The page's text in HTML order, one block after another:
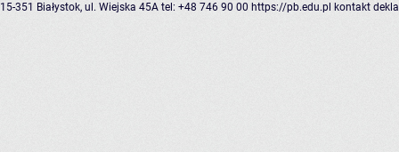
15-351 Białystok, ul. Wiejska 45A tel: +48 746 90 00 https://pb.edu.pl kontakt